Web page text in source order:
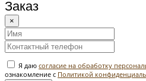
Заказ
×
Я даю согласие на обработку
ознакомление с Политикой